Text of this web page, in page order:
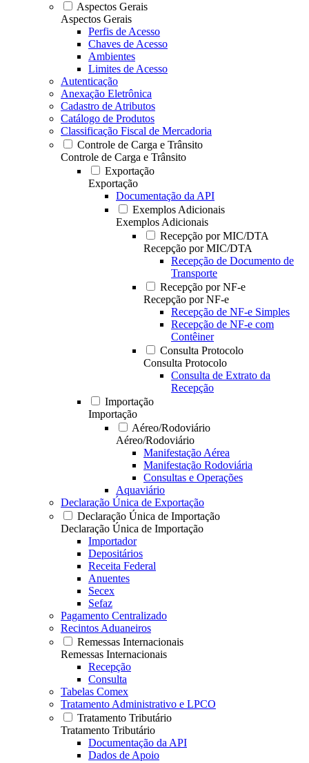
Aspectos Gerais
Aspectos Gerais
Perfis de Acesso
Chaves de Acesso
Ambientes
Limites de Acesso
Autenticação
Anexação Eletrônica
Cadastro de Atributos
Catálogo de Produtos
Classificação Fiscal de Mercadoria
Controle de Carga e Trânsito
Controle de Carga e Trânsito
Exportação
Exportação
Documentação da API
Exemplos Adicionais
Exemplos Adicionais
Recepção por MIC/DTA
Recepção por MIC/DTA
Recepção de Documento de
Transporte
Recepção por NF-e
Recepção por NF-e
Recepção de NF-e Simples
Recepção de NF-e com
Contêiner
Consulta Protocolo
Consulta Protocolo
Consulta de Extrato da
Recepção
Importação
Importação
Aéreo/Rodoviário
Aéreo/Rodoviário
Manifestação Aérea
Manifestação Rodoviária
Consultas e Operações
Aquaviário
Declaração Única de Exportação
Declaração Única de Importação
Declaração Única de Importação
Importador
Depositários
Receita Federal
Anuentes
Secex
Sefaz
Pagamento Centralizado
Recintos Aduaneiros
Remessas Internacionais
Remessas Internacionais
Recepção
Consulta
Tabelas Comex
Tratamento Administrativo e LPCO
Tratamento Tributário
Tratamento Tributário
Documentação da API
Dados de Apoio